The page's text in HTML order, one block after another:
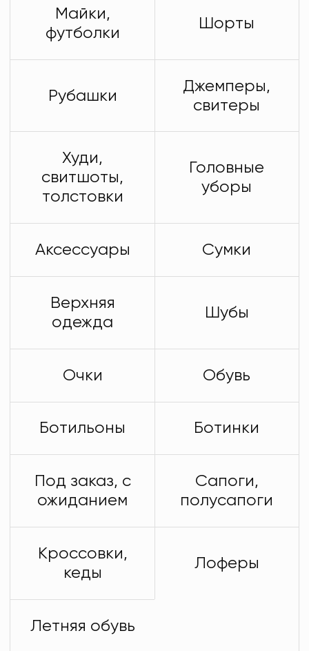
Майки,
футболки
Шорты
Рубашки
Джемперы,
свитеры
Худи,
свитшоты,
толстовки
Головные
уборы
Аксессуары Сумки
Верхняя
одежда
Шубы
Очки Обувь
Ботильоны Ботинки
Под заказ, с
ожиданием
Сапоги,
полусапоги
Кроссовки,
кеды
Лоферы
Летняя обувь